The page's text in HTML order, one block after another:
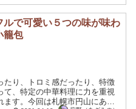
ルで可愛い５つの味が味わ
籠包
たり、トロミ感だったり、特徴
、特定の中華料理に力を重視
す。今回は札幌市円山にある